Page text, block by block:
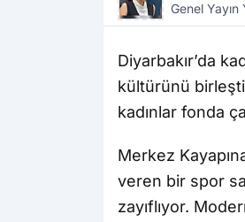
Genel
Diyarbakır’da
kültürünü
kadınlar fonda
Merkez
veren bir spor
zayıflıyor.